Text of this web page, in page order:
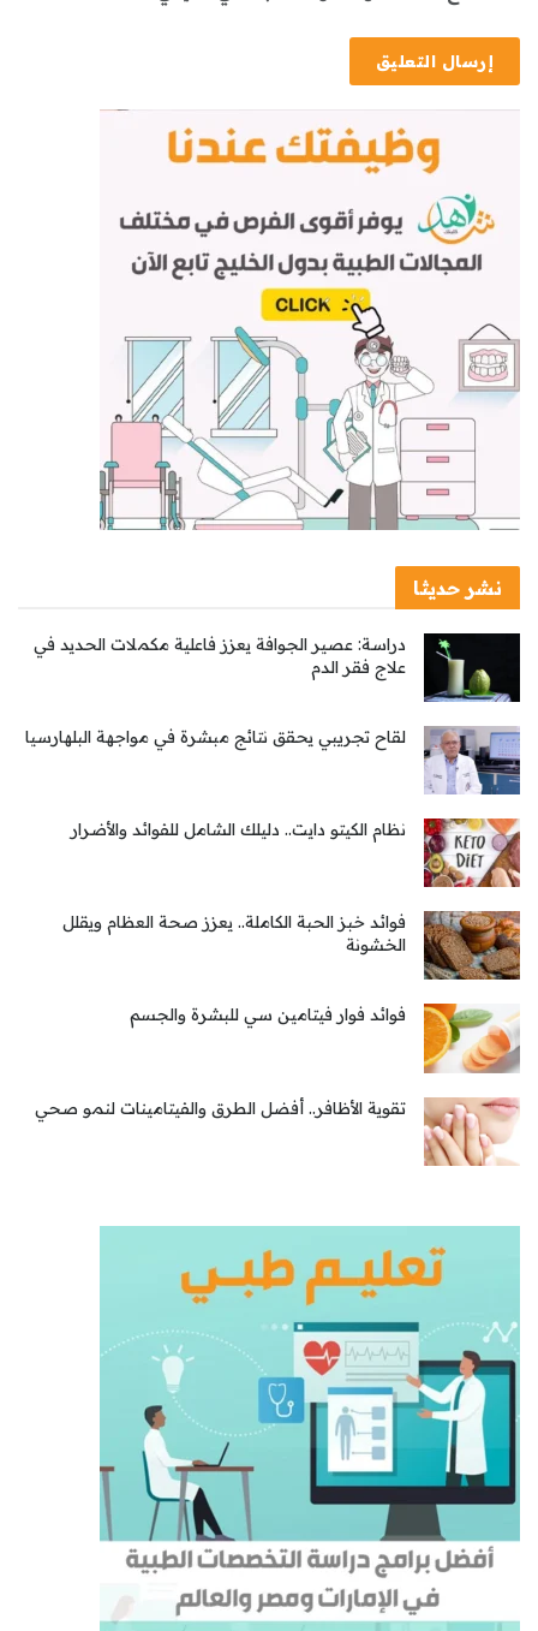
نشر حديثا
دراسة: عصير الجوافة يعزز فاعلية مكملات الحديد في
علاج فقر الدم
لقاح تجريبي يحقق نتائج مبشرة في مواجهة البلهارسيا
نظام الكيتو دايت.. دليلك الشامل للفوائد والأضرار
فوائد خبز الحبة الكاملة.. يعزز صحة العظام ويقلل
الخشونة
فوائد فوار فيتامين سي للبشرة والجسم
تقوية الأظافر.. أفضل الطرق والفيتامينات لنمو صحي